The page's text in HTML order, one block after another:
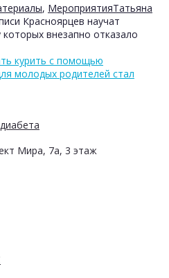
, МероприятияТатьяна
Красноярцев научат
внезапно отказало
курить с помощью
молодых родителей стал
Мира, 7а, 3 этаж